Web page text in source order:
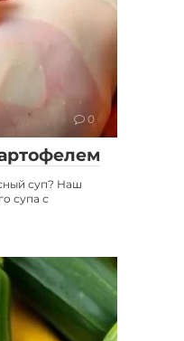
0
суп? Наш
супа с